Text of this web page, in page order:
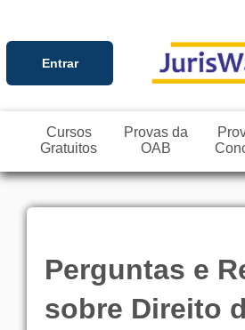
Entrar
Cursos
Gratuitos
Provas da
OAB
Perguntas e
sobre Direito